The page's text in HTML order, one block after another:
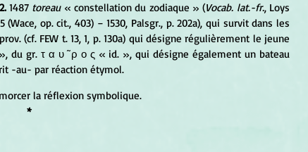
2. 1487 toreau « constellation du zodiaque » (Vocab. lat.-fr., Loys
(Wace, op. cit., 403) − 1530, Palsgr., p. 202a), qui survit dans les
(cf. FEW t. 13, 1, p. 130a) qui désigne régulièrement le jeune
du gr. τ α υ ̃ ρ ο ς « id. », qui désigne également un bateau
-au- par réaction étymol.
la réflexion symbolique.
*